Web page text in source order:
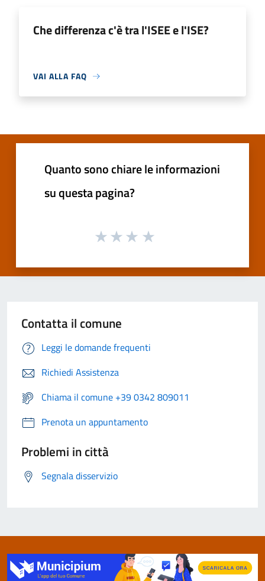
Che differenza c'è tra l'ISEE e l'ISE?
VAI ALLA FAQ
Quanto sono chiare le informazioni
su questa pagina?
Contatta il comune
Leggi le domande frequenti
Richiedi Assistenza
Chiama il comune +39 0342 809011
Prenota un appuntamento
Problemi in città
Segnala disservizio